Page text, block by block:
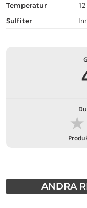
temperatur
Sulfiter
★
ANDRA